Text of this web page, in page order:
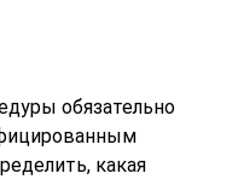
обязательно
какая